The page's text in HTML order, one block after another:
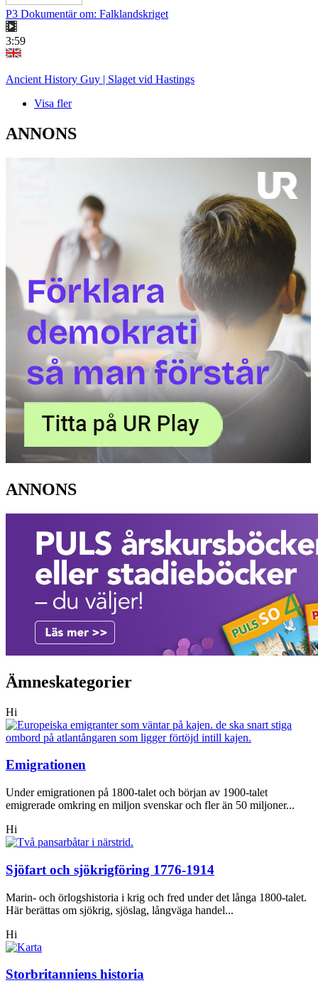
P3 Dokumentär om: Falklandskriget
3:59
Ancient History Guy | Slaget vid Hastings
Visa fler
ANNONS
ANNONS
Ämneskategorier
Hi
Emigrationen
Under emigrationen på 1800-talet och början av 1900-talet
emigrerade omkring en miljon svenskar och fler än 50 miljoner...
Hi
Sjöfart och sjökrigföring 1776-1914
Marin- och örlogshistoria i krig och fred under det långa 1800-talet.
Här berättas om sjökrig, sjöslag, långväga handel...
Hi
Storbritanniens historia